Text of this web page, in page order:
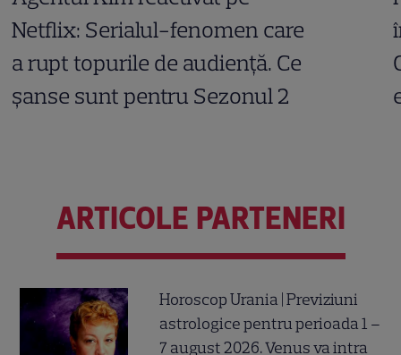
Netflix: Serialul-fenomen care
a rupt topurile de audiență. Ce
șanse sunt pentru Sezonul 2
ARTICOLE PARTENERI
Horoscop Urania | Previziuni
astrologice pentru perioada 1 –
7 august 2026. Venus va intra